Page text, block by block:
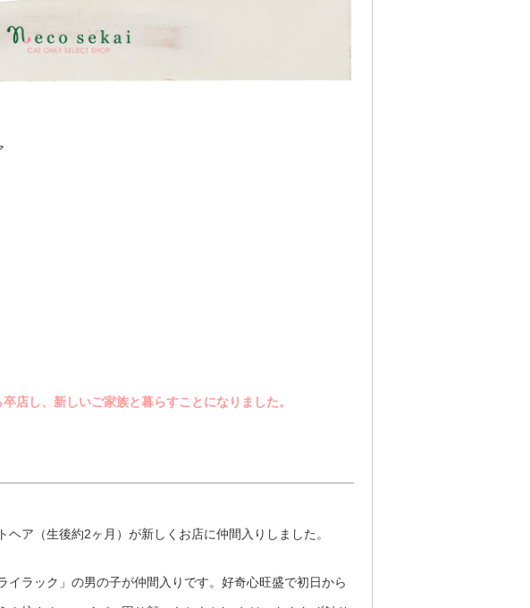
店し、新しいご家族と暮らすことになりました。
ア（生後約2ヶ月）が新しくお店に仲間入りしました。
イラック」の男の子が仲間入りです。好奇心旺盛で初日から